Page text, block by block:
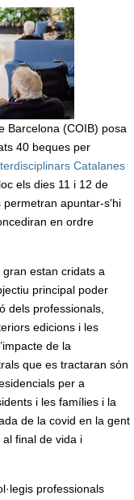
Barcelona (COIB) posa
40 beques per
Catalanes
els dies 11 i 12 de
permetran apuntar-s'hi
en ordre
estan cridats a
principal poder
dels professionals,
edicions i les
de la
que es tractaran són
per a
i les famílies i la
de la covid en la gent
al final de vida i
professionals